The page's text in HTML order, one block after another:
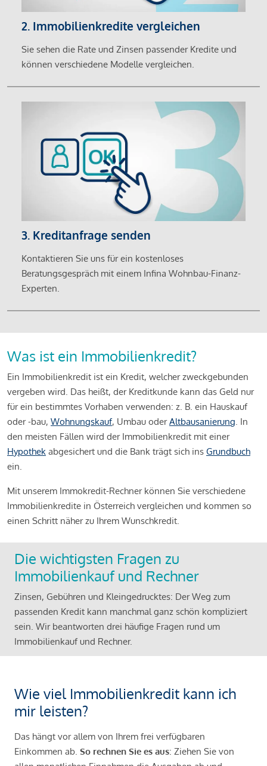
2. Immobilienkredite vergleichen
Sie sehen die Rate und Zinsen passender Kredite und
können verschiedene Modelle vergleichen.
3. Kreditanfrage senden
Kontaktieren Sie uns für ein kostenloses
Beratungsgespräch mit einem Infina Wohnbau-Finanz-
Experten.
Was ist ein Immobilienkredit?
Ein Immobilienkredit ist ein Kredit, welcher zweckgebunden
vergeben wird. Das heißt, der Kreditkunde kann das Geld nur
für ein bestimmtes Vorhaben verwenden: z. B. ein Hauskauf
oder -bau, Wohnungskauf, Umbau oderAltbausanierung. In
den meisten Fällen wird der Immobilienkredit mit einer
Hypothek abgesichert und die Bank trägt sich ins Grundbuch
ein.
Mit unserem Immokredit-Rechner können Sie verschiedene
Immobilienkredite in Österreich vergleichen und kommen so
einen Schritt näher zu Ihrem Wunschkredit.
Die wichtigsten Fragen zu
Immobilienkauf und Rechner
Zinsen, Gebühren und Kleingedrucktes: Der Weg zum
passenden Kredit kann manchmal ganz schön kompliziert
sein. Wir beantworten drei häufige Fragen rund um
Immobilienkauf und Rechner.
Wie viel Immobilienkredit kann ich
mir leisten?
Das hängt vor allem von Ihrem frei verfügbaren
Einkommen ab. So rechnen Sie es aus: Ziehen Sie von